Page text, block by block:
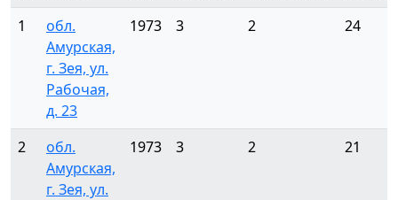
1
обл.
Амурская,
г. Зея, ул.
Рабочая,
д. 23
1973 3 2 24
2
обл.
Амурская,
г. Зея, ул.
1973 3 2 21